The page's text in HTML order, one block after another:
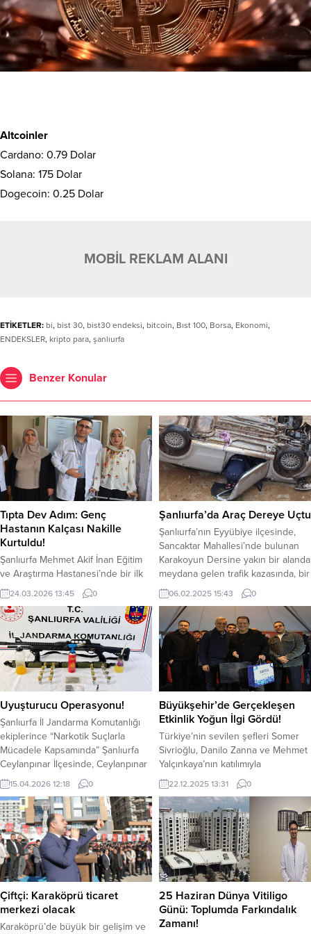
Altcoinler
Cardano: 0.79 Dolar
Solana: 175 Dolar
Dogecoin: 0.25 Dolar
MOBİL REKLAM ALANI
ETİKETLER: bi, bist 30, bist30 endeksi, bitcoin, Bıst 100, Borsa, Ekonomi,
ENDEKSLER, kripto para, şanlıurfa
Benzer Konular
Tıpta Dev Adım: Genç
Hastanın Kalçası Nakille
Kurtuldu!
Şanlıurfa Mehmet Akif İnan Eğitim
ve Araştırma Hastanesi’nde bir ilk
gerçekleştirildi. 20 yaşındaki genç
hastaya uygulanan “damarlı kemik
nakli” sayesinde, ömür boyu
kısıtlamalara neden olabilecek kalça
protezi ameliyatının önüne geçildi.
Şanlıurfa sağlık tarihinde dönüm
noktası sayılacak bir operasyona
imza atıldı. Kalça ağrısı şikayetiyle
hastaneye başvuran 20 yaşındaki
Emine Uçar’a yapılan...
24.03.2026 13:45 0
Şanlıurfa’da Araç Dereye Uçtu
Şanlıurfa’nın Eyyübiye ilçesinde,
Sancaktar Mahallesi’nde bulunan
Karakoyun Dersine yakın bir alanda
meydana gelen trafik kazasında, bir
vatandaş ve bir çocuk araçta
sıkışarak yaralandı. Olay yerine hızlı
bir şekilde intikal eden itfaiye
ekipleri, kazada sıkışan vatandaşları
kurtararak sağlık ekiplerine teslim
etti.Kaza sonrası bölgeye gelen
sağlık ekipleri, yaralıları ilk
müdahalelerini yaparak hastaneye...
06.02.2025 15:43 0
Uyuşturucu Operasyonu!
Şanlıurfa İl Jandarma Komutanlığı
ekiplerince “Narkotik Suçlarla
Mücadele Kapsamında” Şanlıurfa
Ceylanpınar İlçesinde, Ceylanpınar
İlçe Jandarma Komutanlığı ve
İstihbarat Şube Müdürlüğü
tarafından, 11.04.2026 günü
uyuşturucu ve uyarıcı madde
ticareti yaptığı tespit edilen Şüpheli
şahıslara yönelik operasyon
düzenlendi. Düzenlenen
operasyon sonucunda; 11.50 Gr.
Metamfetamin uyuşturucu madde, 1
adet mini hassas terazi, 4...
15.04.2026 12:18 0
Büyükşehir’de Gerçekleşen
Etkinlik Yoğun İlgi Gördü!
Türkiye’nin sevilen şefleri Somer
Sivrioğlu, Danilo Zanna ve Mehmet
Yalçınkaya’nın katılımıyla
gerçekleşen ‘Şeflerin Rotası’
etkinliği büyük ilgi görürken, Burfaş
B Kafe de yerel üretimi ve nitelikli
hizmet anlayışını ön plana çıkararak
programa katkı sundu. Türkiye’de
büyük ligiyle takip edilen
Masterchef programının ünlü
şefleri, ‘Şeflerin Rotası’ programı
kapsamında Bursalılarla buluştu.
Lezzet...
22.12.2025 13:31 0
Çiftçi: Karaköprü ticaret
merkezi olacak
Karaköprü’de büyük bir gelişim ve
25 Haziran Dünya Vitiligo
Günü: Toplumda Farkındalık
Zamanı!